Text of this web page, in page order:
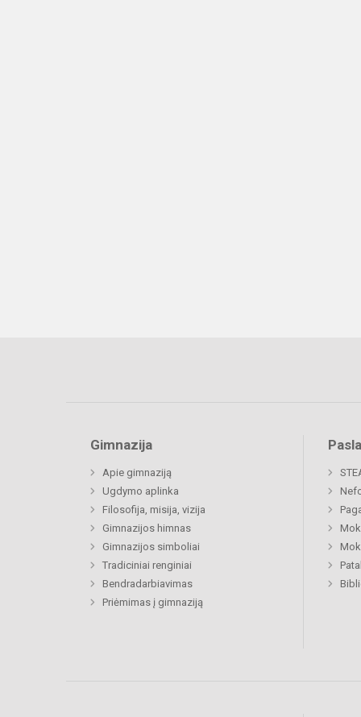
Gimnazija
Apie gimnaziją
Ugdymo aplinka
Filosofija, misija, vizija
Gimnazijos himnas
Gimnazijos simboliai
Tradiciniai renginiai
Bendradarbiavimas
Priėmimas į gimnaziją